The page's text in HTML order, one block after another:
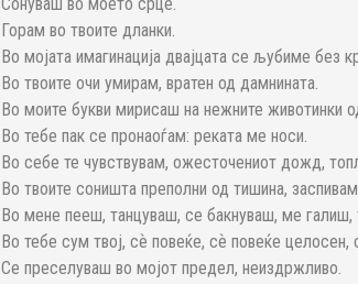
Сонуваш во моето срце.
Горам во твоите дланки.
Во мојата имагинација двајцата се љубиме без
Во твоите очи умирам, вратен од дамнината.
Во моите букви мирисаш на нежните животинки
Во тебе пак се пронаоѓам: реката ме носи.
Во себе те чувствувам, ожесточениот дожд,
Во твоите соништа преполни од тишина,
Во мене пееш, танцуваш, се бакнуваш, ме галиш,
Во тебе сум твој, сѐ повеќе, сѐ повеќе целосен,
Се преселуваш во мојот предел, неиздржливо.